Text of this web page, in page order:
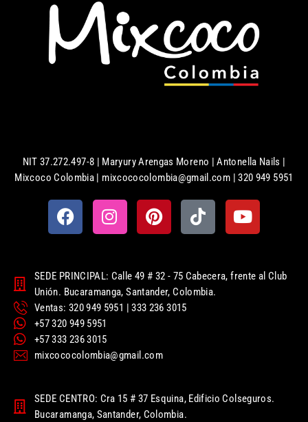
NIT 37.272.497-8 | Maryury Arengas Moreno | Antonella Nails |
Mixcoco Colombia | mixcococolombia@gmail.com | 320 949 5951
SEDE PRINCIPAL: Calle 49 # 32 - 75 Cabecera, frente al Club
Unión. Bucaramanga, Santander, Colombia.
Ventas: 320 949 5951 | 333 236 3015
+57 320 949 5951
+57 333 236 3015
mixcococolombia@gmail.com
SEDE CENTRO: Cra 15 # 37 Esquina, Edificio Colseguros.
Bucaramanga, Santander, Colombia.